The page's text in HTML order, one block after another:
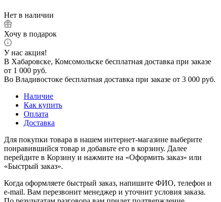
Нет в наличии
Хочу в подарок
У нас акция!
В Хабаровске, Комсомольске бесплатная доставка при заказе
от 1 000 руб.
Во Владивостоке бесплатная доставка при заказе от 3 000 руб.
Наличие
Как купить
Оплата
Доставка
Для покупки товара в нашем интернет-магазине выберите
понравившийся товар и добавьте его в корзину. Далее
перейдите в Корзину и нажмите на «Оформить заказ» или
«Быстрый заказ».
Когда оформляете быстрый заказ, напишите ФИО, телефон и
e-mail. Вам перезвонит менеджер и уточнит условия заказа.